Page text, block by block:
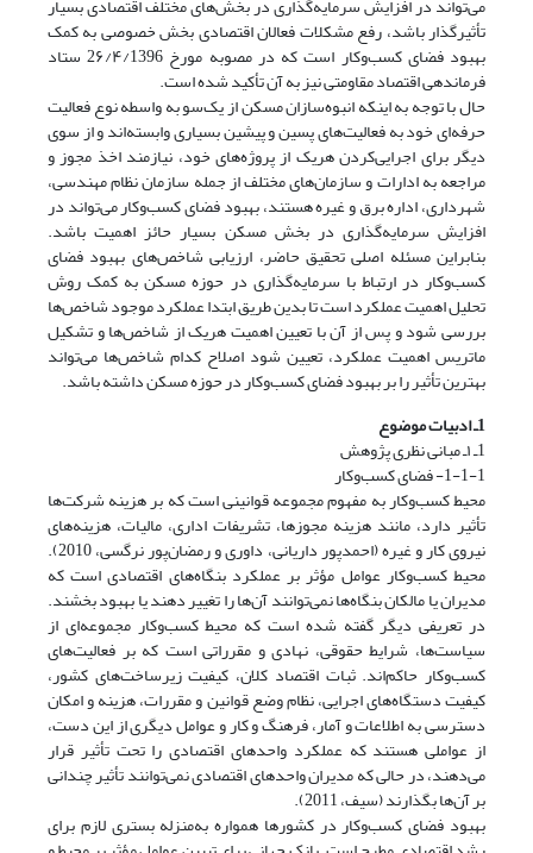
می‌تواند در افزایش سرمایه‌گذاری در بخش‌های مختلف اقتصادی بسیار
تأثیرگذار باشد، رفع مشکلات فعالان اقتصادی بخش خصوصی به کمک
بهبود فضای کسب‌وکار است که در مصوبه مورخ 2۶/۴/1396 ستاد
فرماندهی اقتصاد مقاومتی نیز به آن تأکید شده است.
حال با توجه به اینکه انبوه‌سازان مسکن از یک‌سو به واسطه نوع فعالیت
حرفه‌ای خود به فعالیت‌های پسین و پیشین بسیاری وابسته‌اند و از سوی
دیگر برای اجرایی‌کردن هریک از پروژه‌های خود، نیازمند اخذ مجوز و
مراجعه به ادارات و سازمان‌های مختلف از جمله سازمان نظام مهندسی،
شهرداری، اداره برق و غیره هستند، بهبود فضای کسب‌وکار می‌تواند در
افزایش سرمایه‌گذاری در بخش مسکن بسیار حائز اهمیت باشد.
بنابراین مسئله اصلی تحقیق حاضر، ارزیابی شاخص‌های بهبود فضای
کسب‌وکار در ارتباط با سرمایه‌گذاری در حوزه مسکن به کمک روش
تحلیل اهمیت عملکرد است تا بدین طریق ابتدا عملکرد موجود شاخص‌ها
بررسی شود و پس از آن با تعیین اهمیت هریک از شاخص‌ها و تشکیل
ماتریس اهمیت عملکرد، تعیین شود اصلاح کدام شاخص‌ها می‌تواند
بهترین تأثیر را بر بهبود فضای کسب‌وکار در حوزه مسکن داشته باشد.
1ـ ادبیات موضوع
1ـ ۱ـ مبانی نظری پژوهش
1-1-1- فضای کسب‌وکار
محیط کسب‌وکار به مفهوم مجموعه قوانینی است که بر هزینه شرکت‌ها
تأثیر دارد، مانند هزینه مجوزها، تشریفات اداری، مالیات، هزینه‌های
نیروی کار و غیره (احمدپور داریانی، داوری و رمضان‌پور نرگسی، 2010).
محیط کسب‌وکار عوامل مؤثر بر عملکرد بنگاه‌های اقتصادی است که
مدیران یا مالکان بنگاه‌ها نمی‌توانند آن‌ها را تغییر دهند یا بهبود بخشند.
در تعریفی دیگر گفته شده است که محیط کسب‌وکار مجموعه‌ای از
سیاست‌ها، شرایط حقوقی، نهادی و مقرراتی است که بر فعالیت‌های
کسب‌وکار حاکم‌اند. ثبات اقتصاد کلان، کیفیت زیرساخت‌های کشور،
کیفیت دستگاه‌های اجرایی، نظام وضع قوانین و مقررات، هزینه و امکان
دسترسی به اطلاعات و آمار، فرهنگ و کار و عوامل دیگری از این دست،
از عواملی هستند که عملکرد واحدهای اقتصادی را تحت تأثیر قرار
می‌دهند، در حالی که مدیران واحدهای اقتصادی نمی‌توانند تأثیر چندانی
بر آن‌ها بگذارند (سیف، 2011).
بهبود فضای کسب‌وکار در کشورها همواره به‌منزله بستری لازم برای